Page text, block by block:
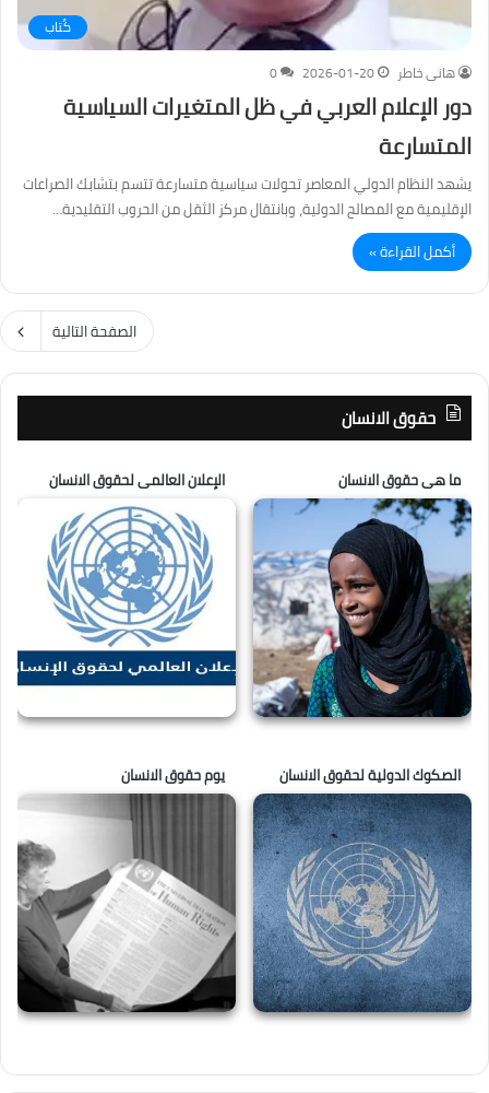
كُتاب
هانى خاطر
2026-01-20
0
دور الإعلام العربي في ظل المتغيرات السياسية
المتسارعة
يشهد النظام الدولي المعاصر تحولات سياسية متسارعة تتسم بتشابك الصراعات
الإقليمية مع المصالح الدولية، وبانتقال مركز الثقل من الحروب التقليدية…
أكمل القراءة »
الصفحة التالية
حقوق الانسان
ما هى حقوق الانسان الإعلان العالمى لحقوق الانسان
الصكوك الدولية لحقوق الانسان يوم حقوق الانسان